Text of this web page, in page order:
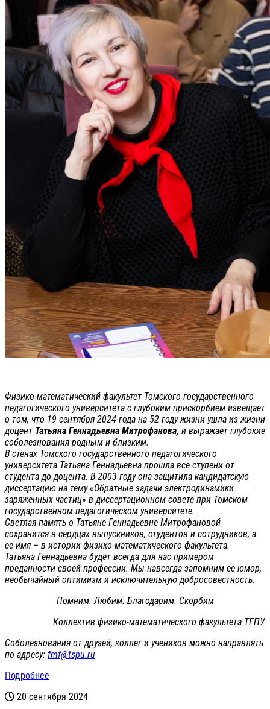
Физико-математический факультет Томского государственного
педагогического университета с глубоким прискорбием извещает
о том, что 19 сентября 2024 года на 52 году жизни ушла из жизни
доцент Татьяна Геннадьевна Митрофанова, и выражает глубокие
соболезнования родным и близким.
В стенах Томского государственного педагогического
университета Татьяна Геннадьевна прошла все ступени от
студента до доцента. В 2003 году она защитила кандидатскую
диссертацию на тему «Обратные задачи электродинамики
заряженных частиц» в диссертационном совете при Томском
государственном педагогическом университете.
Светлая память о Татьяне Геннадьевне Митрофановой
сохранится в сердцах выпускников, студентов и сотрудников, а
ее имя – в истории физико-математического факультета.
Татьяна Геннадьевна будет всегда для нас примером
преданности своей профессии. Мы навсегда запомним ее юмор,
необычайный оптимизм и исключительную добросовестность.
Помним. Любим. Благодарим. Скорбим
Коллектив физико-математического факультета ТГПУ
Соболезнования от друзей, коллег и учеников можно направлять
по адресу: fmf@tspu.ru
Подробнее
20 сентября 2024